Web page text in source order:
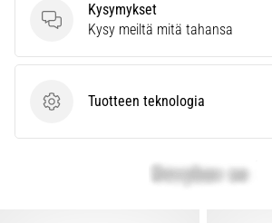
Kysymykset
Kysymykset
Kysy meiltä mitä tahansa
Tuotteen teknologia
Tuotteen teknologia